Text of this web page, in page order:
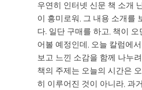
우연히 인터넷 신문 책 소개
이 흥미로워, 그 내용 소개를
다. 일단 구매를 하고, 책이 오
어볼 예정인데, 오늘 칼럼에
보고 느낀 소감을 함께 나누
책의 주제는 오늘의 시간은
히 이루어진 것이 아니라, 과